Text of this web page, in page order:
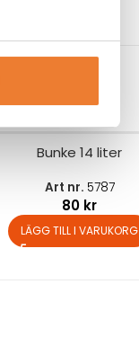
Bunke 14 liter
Art nr. 5787
80 kr
LÄGG TILL I VARUKORG